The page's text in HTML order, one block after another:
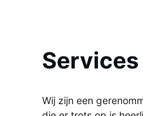
Services
Wij zijn een